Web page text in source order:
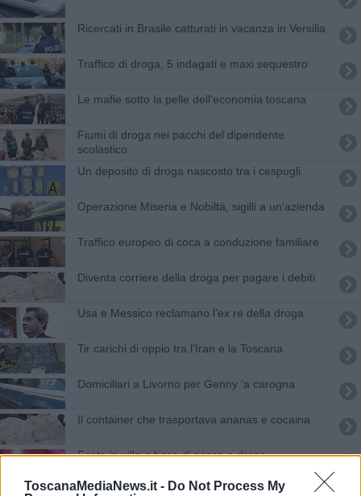
ToscanaMediaNews.it - Do Not Process My
Ricercati in Brasile catturati in vacanza in Versilia
Traffico di droga, 5 indagati e maxi sequestro
Le mafie sotto la pelle dell'economia toscana
Fiumi di droga nei pacchi del dipendente
scolastico
Un deposito di droga nascosto tra i cespugli
Operazione Miseria e Nobiltà, sigilli a un'azienda
Traffico europeo di coca a conduzione familiare
Diventa corriere della droga per pagare i debiti
Usa e Messico reclamano l'ex re della droga
Tir carichi di oppio tra l'Iran e la Toscana
Domiciliari a Livorno per Genny 'a carogna
Il container che trasportava ananas e cocaina
Feste in villa a base di sesso e droga
La signora dell'eroina